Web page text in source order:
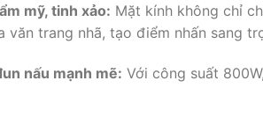
mỹ, tinh xảo: Mặt kính không chỉ
văn trang nhã, tạo điểm nhấn sang
nấu mạnh mẽ: Với công suất